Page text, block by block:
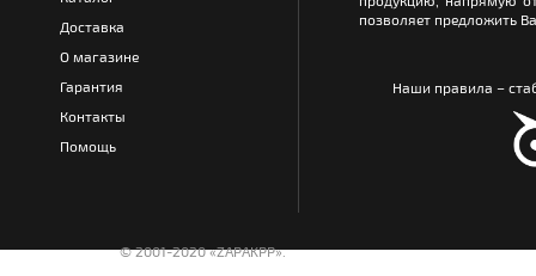
Доставка
О магазине
Гарантия
Контакты
Помощь
позволяет предложить
Наши правила –
© 2001-2020 «ZAPAKPP».